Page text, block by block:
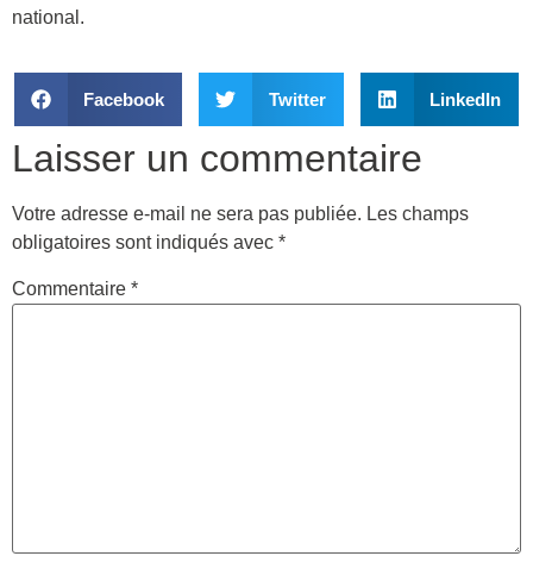
national.
Facebook Twitter LinkedIn
Laisser un commentaire
Votre adresse e-mail ne sera pas publiée. Les champs
obligatoires sont indiqués avec *
Commentaire *